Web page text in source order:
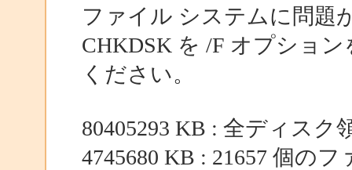
ファイル システムに問題
CHKDSK を /F オプショ
ください。
80405293 KB : 全ディスク
4745680 KB : 21657 個のフ